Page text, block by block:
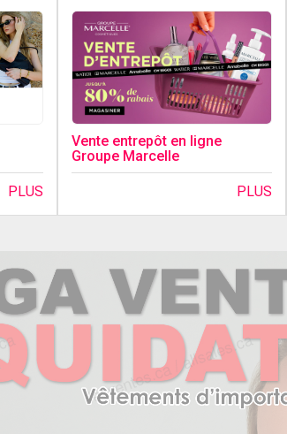
PLUS
Vente entrepôt en ligne
Groupe Marcelle
PLUS